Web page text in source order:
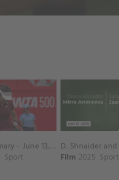
Day Summary - June 13, 2025
Sport
Film 2025 Sport